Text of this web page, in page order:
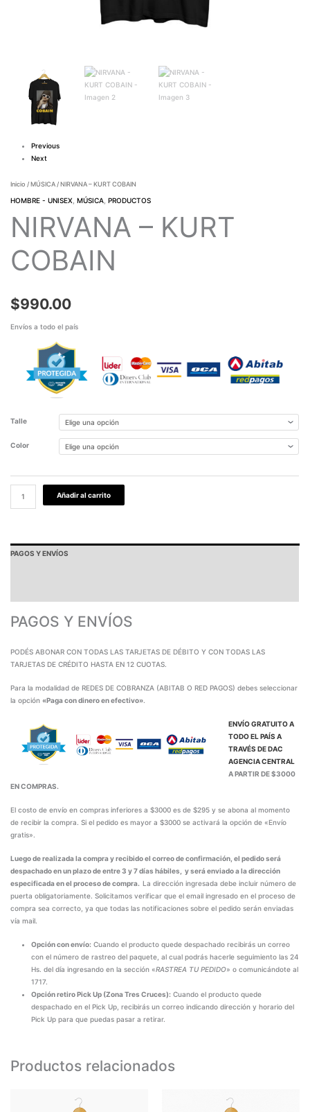
Previous
Next
Inicio / MÚSICA/ NIRVANA – KURT COBAIN
HOMBRE - UNISEX ,MÚSICA ,PRODUCTOS
NIRVANA – KURT
COBAIN
$990.00
Envíos a todo el país
Talle
Color
Añadir al carrito
PAGOS Y ENVÍOS
PAGOS Y ENVÍOS
PODÉS ABONAR CON TODAS LAS TARJETAS DE DÉBITO Y CON TODAS LAS
TARJETAS DE CRÉDITO HASTA EN 12 CUOTAS.
Para la modalidad de REDES DE COBRANZA (ABITAB O RED PAGOS) debes seleccionar
la opción «Paga con dinero en efectivo».
ENVÍO GRATUITO A
TODO EL PAÍS A
TRAVÉS DEDAC
AGENCIA CENTRAL
A PARTIR DE $3000
EN COMPRAS.
El costo de envío en compras inferiores a $3000 es de $295 y se abona al momento
de recibir la compra. Si el pedido es mayor a $3000 se activará la opción de «Envío
gratis».
Luego de realizada la compra y recibido el correo de confirmación, el pedido será
despachado en un plazo de entre 3 y 7 días hábiles, y será enviado a la dirección
especificada en el proceso de compra.La dirección ingresada debe incluir número de
puerta obligatoriamente. Solicitamos verificar que el email ingresado en el proceso de
compra sea correcto, ya que todas las notificaciones sobre el pedido serán enviadas
vía mail.
Opción con envío: Cuando el producto quede despachado recibirás un correo
con el número de rastreo del paquete, al cual podrás hacerle seguimiento las 24
Hs. del día ingresando en la sección «RASTREA TU PEDIDO» o comunicándote al
1717.
Opción retiro Pick Up (Zona Tres Cruces): Cuando el producto quede
despachado en el Pick Up, recibirás un correo indicando dirección y horario del
Pick Up para que puedas pasar a retirar.
Productos relacionados